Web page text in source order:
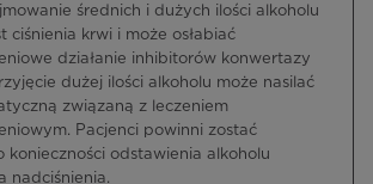
średnich i dużych ilości alkoholu
ciśnienia krwi i może osłabiać
działanie inhibitorów konwertazy
dużej ilości alkoholu może nasilać
związaną z leczeniem
Pacjenci powinni zostać
konieczności odstawienia alkoholu
nadciśnienia.